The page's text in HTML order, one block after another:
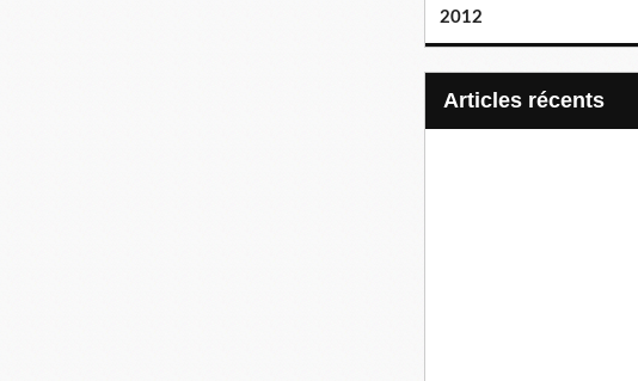
2012
articles récents